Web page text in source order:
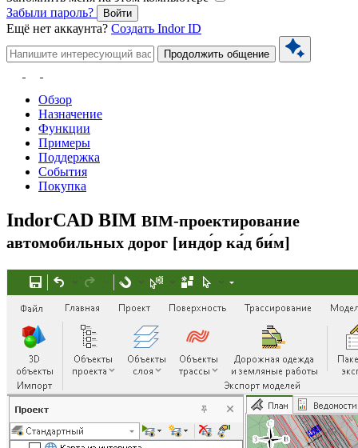
Забыли пароль?
Войти
Ещё нет аккаунта? Создать Indor ID
Продолжить общение
Обзор
Назначение
Функции
Примеры
Поддержка
События
Покупка
IndorCAD BIM BIM-проектирование
автомобильных дорог [индо́р ка́д би́м]